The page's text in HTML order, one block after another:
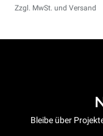
Zzgl. MwSt. und Versand
Bleibe über